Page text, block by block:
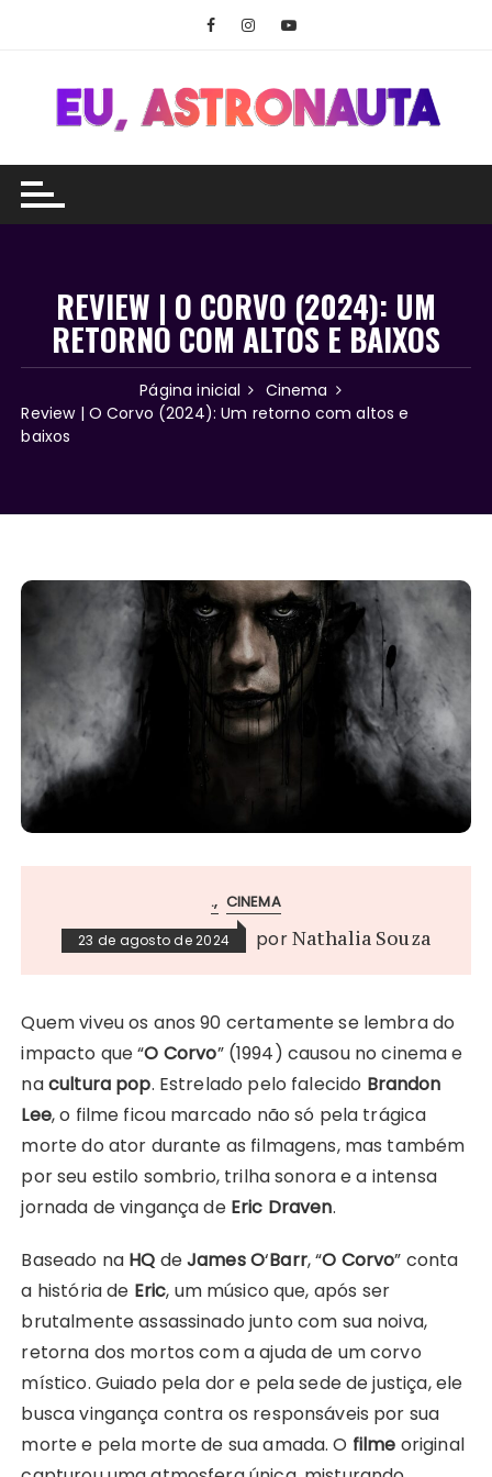
conteúdo
REVIEW | O CORVO (2024): UM
RETORNO COM ALTOS E BAIXOS
Página inicial
Cinema
Review | O Corvo (2024): Um retorno com altos e
baixos
. CINEMA
23 de agosto de 2024 porNathalia Souza
Quem viveu os anos 90 certamente se lembra do
impacto que “O Corvo” (1994) causou no cinema e
nacultura pop. Estrelado pelo falecido Brandon
Lee, o filme ficou marcado não só pela trágica
morte do ator durante as filmagens, mas também
por seu estilo sombrio, trilha sonora e a intensa
jornada de vingança de Eric Draven.
Baseado na HQ deJames O‘Barr, “O Corvo” conta
a história de Eric, um músico que, após ser
brutalmente assassinado junto com sua noiva,
retorna dos mortos com a ajuda de um corvo
místico. Guiado pela dor e pela sede de justiça, ele
busca vingança contra os responsáveis por sua
morte e pela morte de sua amada. O filme original